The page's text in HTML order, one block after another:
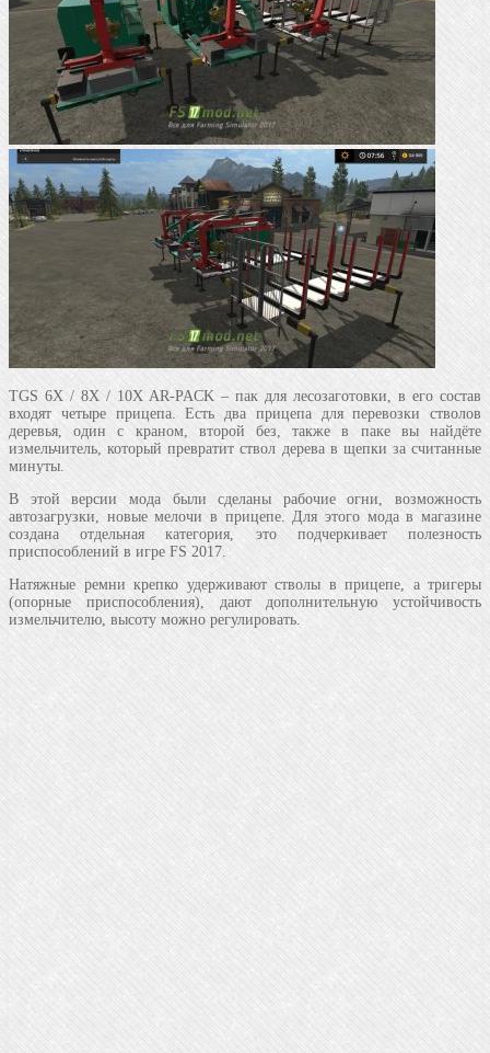
TGS 6X / 8X / 10X AR-PACK – пак для лесозаготовки, в его состав
входят четыре прицепа. Есть два прицепа для перевозки стволов
деревья, один с краном, второй без, также в паке вы найдёте
измельчитель, который превратит ствол дерева в щепки за считанные
минуты.
В этой версии мода были сделаны рабочие огни, возможность
автозагрузки, новые мелочи в прицепе. Для этого мода в магазине
создана отдельная категория, это подчеркивает полезность
приспособлений в игре FS 2017.
Натяжные ремни крепко удерживают стволы в прицепе, а тригеры
(опорные приспособления), дают дополнительную устойчивость
измельчителю, высоту можно регулировать.